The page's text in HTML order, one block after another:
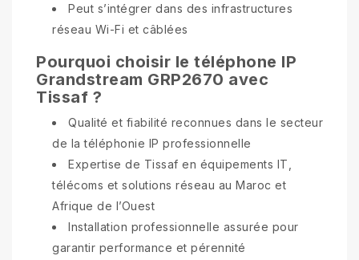
Peut s’intégrer dans des infrastructures
réseau Wi-Fi et câblées
Pourquoi choisir le téléphone IP
Grandstream GRP2670 avec
Tissaf ?
Qualité et fiabilité reconnues dans le secteur
de la téléphonie IP professionnelle
Expertise de Tissaf en équipements IT,
télécoms et solutions réseau au Maroc et
Afrique de l’Ouest
Installation professionnelle assurée pour
garantir performance et pérennité